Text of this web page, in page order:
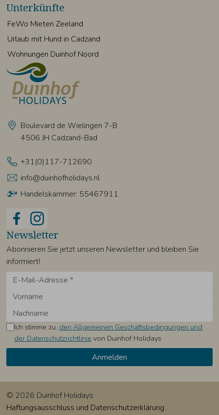
Boulevard de Wielingen 7-B
4506 JH Cadzand-Bad
+31(0)117-712690
info@duinhofholidays.nl
Handelskammer: 55467911
Unterkünfte
FeWo Mieten Zeeland
Urlaub mit Hund in Cadzand
Wohnungen Duinhof Noord
Newsletter
Abonnieren Sie jetzt unseren Newsletter und bleiben Sie
informiert!
Ich stimme zu. den Allgemeinen Geschäftsbedingungen und
der Datenschutzrichtlinie von Duinhof Holidays
© 2026 Duinhof Holidays
Haftungsausschluss und Datenschutzerklärung